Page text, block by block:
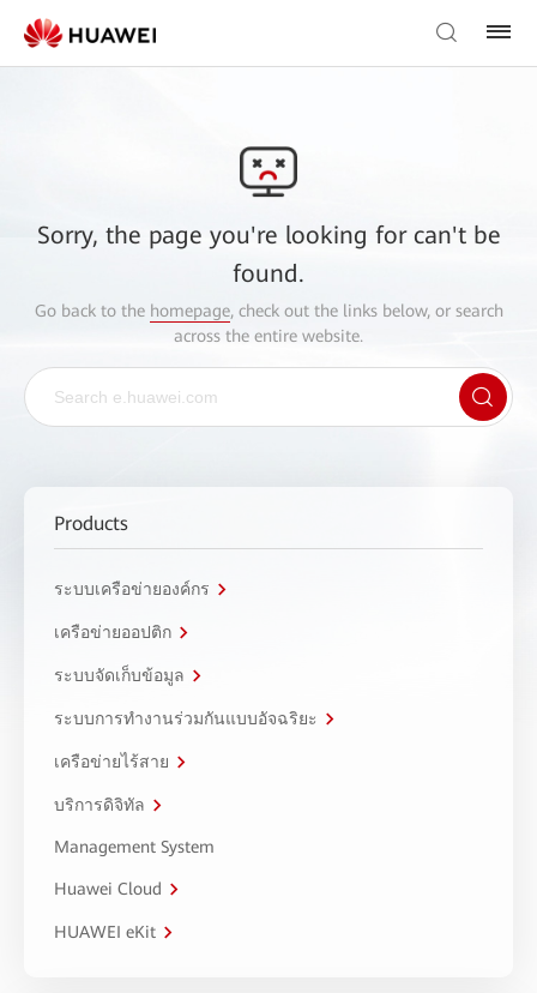
Sorry, the page you're looking for can't be
found.
Go back to the homepage, check out the links below, or search
across the entire website.
Products
ระบบเครือข่ายองค์กร
เครือข่ายออปติก
ระบบจัดเก็บข้อมูล
ระบบการทำงานร่วมกันแบบอัจฉริยะ
เครือข่ายไร้สาย
บริการดิจิทัล
Management System
Huawei Cloud
HUAWEI eKit